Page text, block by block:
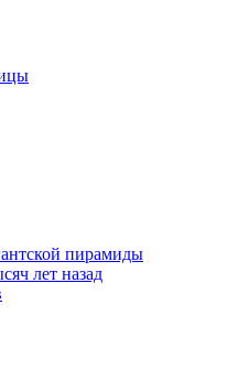
пирамиды
лет назад